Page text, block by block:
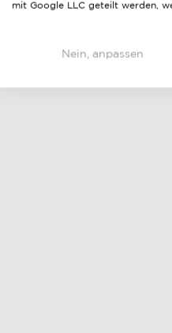
modulares lounge-
mit Google LLC geteilt werden,
Nein, anpassen